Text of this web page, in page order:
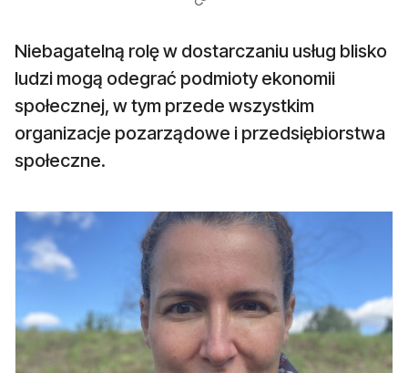
Niebagatelną rolę w dostarczaniu usług blisko
ludzi mogą odegrać podmioty ekonomii
społecznej, w tym przede wszystkim
organizacje pozarządowe i przedsiębiorstwa
społeczne.